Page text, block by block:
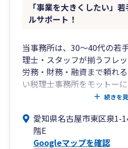
「事業を大きくしたい」
ルサポート！
当事務所は、30〜40代の若
理士・スタッフが揃うフレッ
労務・財務・融資まで頼れ
い税理士事務所をモットー
経営や将来の法人成りも相
人事業主・法人様のニーズ
す！
続きを
愛知県名古屋市東区泉1-
階E
Googleマップを確認